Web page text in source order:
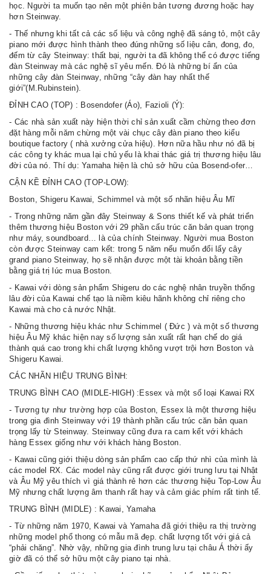
học. Người ta muốn tạo nên một phiên bản tương đương hoặc hay
hơn Steinway.
- Thế nhưng khi tất cả các số liệu và công nghệ đã sáng tỏ, một cây
piano mới được hình thành theo đúng những số liệu cân, đong, đo,
đếm từ cây Steinway: thất bại, người ta đã không thể có được tiếng
đàn Steinway mà các nghệ sĩ yêu mến. Đó là những bí ẩn của
những cây đàn Steinway, những “cây đàn hay nhất thế
giới”(M.Rubinstein).
ĐỈNH CAO (TOP) : Bosendofer (Áo), Fazioli (Ý):
- Các nhà sản xuất này hiện thời chỉ sản xuất cầm chừng theo đơn
đặt hàng mỗi năm chừng một vài chục cây đàn piano theo kiểu
boutique factory ( nhà xưởng cửa hiệu). Hơn nữa hầu như nó đã bị
các công ty khác mua lại chủ yếu là khai thác giá trị thương hiệu lâu
đời của nó. Thí dụ: Yamaha hiện là chủ sở hữu của Bosend-ofer…
CẬN KỀ ĐỈNH CAO (TOP-LOW):
Boston, Shigeru Kawai, Schimmel và một số nhãn hiệu Âu Mĩ
- Trong những năm gần đây Steinway & Sons thiết kế và phát triển
thêm thương hiệu Boston với 29 phần cấu trúc căn bản quan trọng
như máy, soundboard… là của chính Steinway. Người mua Boston
còn được Steinway cam kết: trong 5 năm nếu muốn đổi lấy cây
grand piano Steinway, họ sẽ nhận được một tài khoản bằng tiền
bằng giá trị lúc mua Boston.
- Kawai với dòng sản phẩm Shigeru do các nghệ nhân truyền thống
lâu đời của Kawai chế tạo là niềm kiêu hãnh không chỉ riêng cho
Kawai mà cho cả nước Nhật.
- Những thương hiệu khác như Schimmel ( Đức ) và một số thương
hiệu Âu Mỹ khác hiện nay số lượng sản xuất rất hạn chế do giá
thành quá cao trong khi chất lượng không vượt trội hơn Boston và
Shigeru Kawai.
CÁC NHÃN HIỆU TRUNG BÌNH:
TRUNG BÌNH CAO (MIDLE-HIGH) :Essex và một số loại Kawai RX
- Tương tự như trường hợp của Boston, Essex là một thương hiệu
trong gia đình Steinway với 19 thành phần cấu trúc căn bản quan
trọng lấy từ Steinway. Steinway cũng đưa ra cam kết với khách
hàng Essex giống như với khách hàng Boston.
- Kawai cũng giới thiệu dòng sản phẩm cao cấp thứ nhì của mình là
các model RX. Các model này cũng rất được giới trung lưu tại Nhật
và Âu Mỹ yêu thích vì giá thành rẻ hơn các thương hiệu Top-Low Âu
Mỹ nhưng chất lượng âm thanh rất hay và cảm giác phím rất tinh tế.
TRUNG BÌNH (MIDLE) : Kawai, Yamaha
- Từ những năm 1970, Kawai và Yamaha đã giới thiệu ra thị trường
những model phổ thong có mẫu mã đẹp. chất lượng tốt với giá cả
“phải chăng”. Nhờ vậy, những gia đình trung lưu tại châu Á thời ấy
giờ đã có thể sở hữu một cây piano tại nhà.